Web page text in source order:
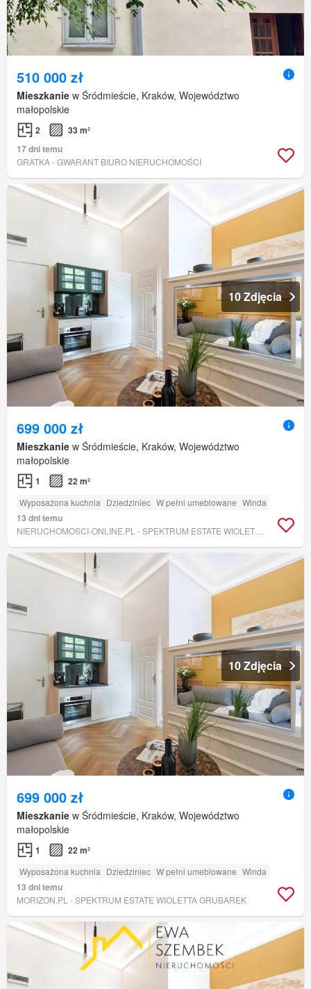
510 000 zł
Mieszkanie w Śródmieście, Kraków, Województwo
małopolskie
2
33 m²
17 dni temu
GRATKA - GWARANT BIURO NIERUCHOMOŚCI
10 Zdjęcia
699 000 zł
Mieszkanie w Śródmieście, Kraków, Województwo
małopolskie
1 22 m²
Wyposażona kuchnia Dziedziniec W pełni umeblowane Winda
13 dni temu
10 Zdjęcia
699 000 zł
Mieszkanie w Śródmieście, Kraków, Województwo
małopolskie
1 22 m²
Wyposażona kuchnia Dziedziniec W pełni umeblowane Winda
13 dni temu
MORIZON.PL - SPEKTRUM ESTATE WIOLETTA GRUBAREK